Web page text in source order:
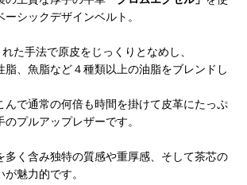
シックデザインベルト。
た手法で原皮をじっくりとなめし、
脂、魚脂など４種類以上の油脂をブレンドし
んで通常の何倍も時間を掛けて皮革にたっぷ
のプルアップレザーです。
多く含み独特の質感や重厚感、そして茶芯の
魅力的です。